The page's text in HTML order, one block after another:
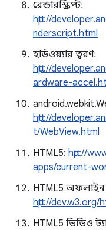
রেন্ডারস্ক্রিপ্ট:
http://
nderscript.html
হার্ডওয়্যার ত্বরণ:
http://
ardware-
http://
t/WebView.html
HTML5: http://
apps/current-
HTML5 অফলাইন
http://
HTML5 ভিডিও